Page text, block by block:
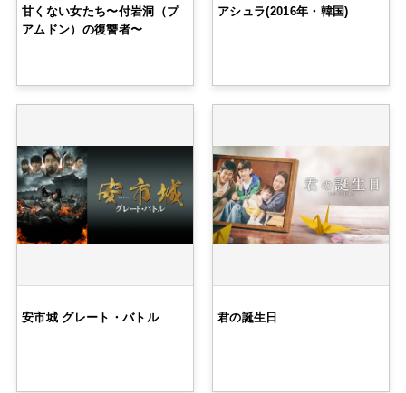
甘くない女たち〜付岩洞（プ
アムドン）の復讐者〜
アシュラ(2016年・韓国)
安市城 グレート・バトル 君の誕生日